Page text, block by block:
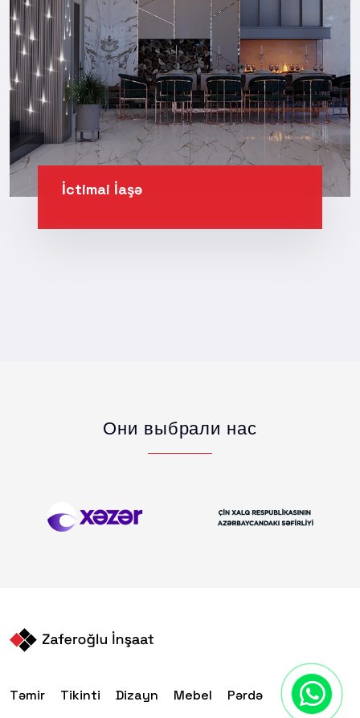
İctimai İaşə
Они выбрали нас
Təmir Tikinti Dizayn Mebel Pərdə